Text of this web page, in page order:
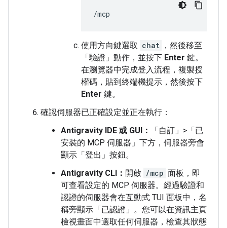
使用方向鍵選取 chat ，然後移至
「驗證」 動作，並按下 Enter 鍵。
在瀏覽器中完成登入流程，複製授
權碼，貼到終端機提示，然後按下
Enter 鍵。
確認伺服器已正確設定並正在執行：
Antigravity IDE 或 GUI：
「自訂」>「已
安裝的 MCP 伺服器」下方，伺服器旁會
顯示「登出」 按鈕。
Antigravity CLI： 開啟 /mcp 面板，即
可查看設定的 MCP 伺服器。經過驗證和
認證的伺服器會在互動式 TUI 面板中，名
稱旁顯示「已認證」 。您可以在資訊主頁
檢視畫面中選取任何伺服器，檢查其狀態